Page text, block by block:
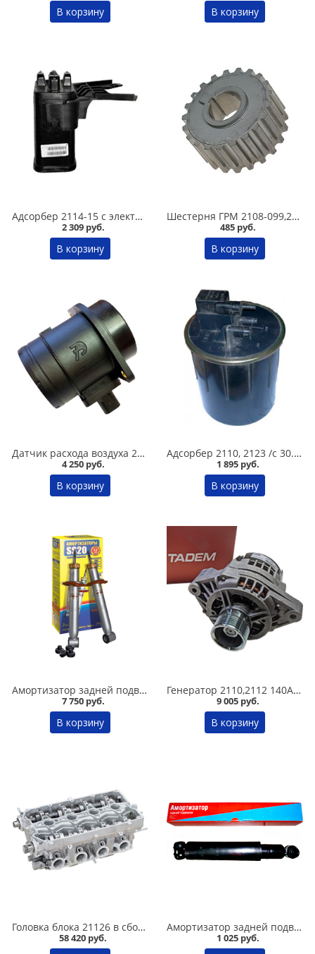
В корзину В корзину
Адсорбер 2114-15 с электропедалью в Омске
2 309 руб.
В корзину
Шестерня ГРМ 2108-099,2110-011,2113-015,11180,2190 /8-ми кл./ коленчатого вала малая в Омске
485 руб.
В корзину
Датчик расхода воздуха 2110,11183,2170,2172,21214,2123 /1,6/ Автотрейд 225 в Омске
4 250 руб.
В корзину
Адсорбер 2110, 2123 /с 30.05.2005г. до 12.2007г., Евро-2/ в Омске
1 895 руб.
В корзину
Амортизатор задней подвески 2110,1118-19 /стандарт/ комплект, SS 20 в Омске
7 750 руб.
В корзину
Генератор 2110,2112 140А 9402.3701C Катэк в Омске
9 005 руб.
В корзину
Головка блока 21126 в сборе в Омске
58 420 руб.
Амортизатор задней подвески 2101-07 Никон в Омске
1 025 руб.